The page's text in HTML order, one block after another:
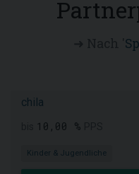
chila
10,00 %
Kinder & Jugendliche